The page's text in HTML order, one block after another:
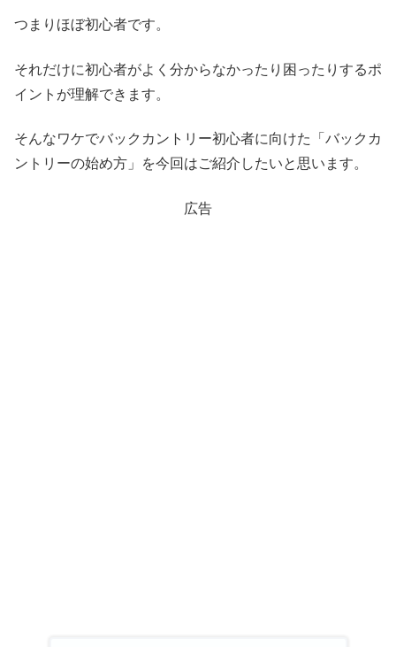
つまりほぼ初心者です。
それだけに初心者がよく分からなかったり困ったりするポ
イントが理解できます。
そんなワケでバックカントリー初心者に向けた「バックカ
ントリーの始め方」を今回はご紹介したいと思います。
広告